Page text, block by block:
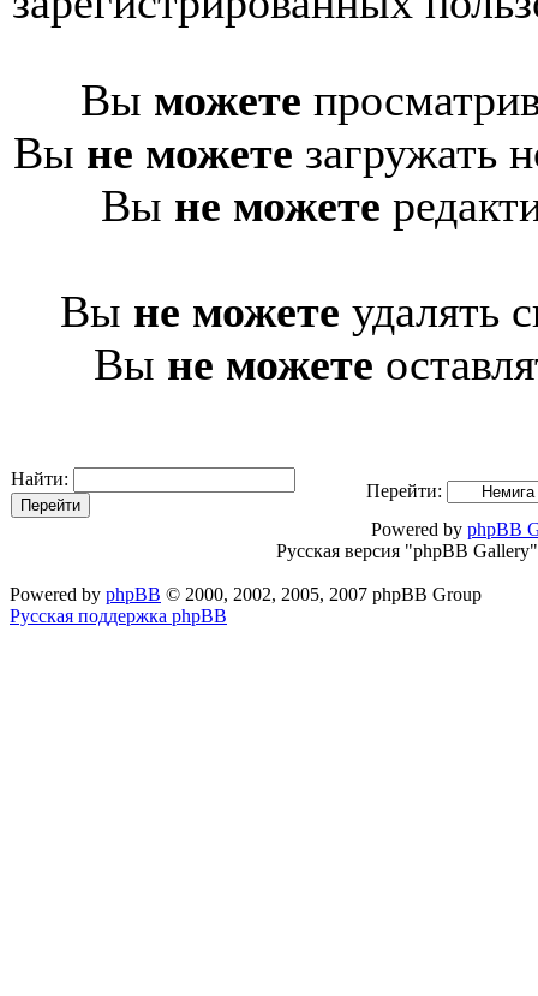
Вы можете
Вы не можете загружать
Вы не можете
Вы не можете удалять
Вы не можете
Найти:
Перейти:
Powered by phpBB
Русская версия "phpBB
Powered by phpBB © 2000, 2002, 2005, 2007 phpBB Group
Русская поддержка phpBB